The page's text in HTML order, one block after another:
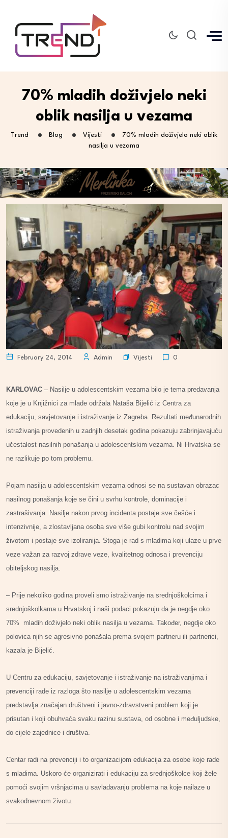
70% mladih doživjelo neki
oblik nasilja u vezama
Trend Blog Vijesti
70% mladih doživjelo neki oblik
nasilja u vezama
February 24, 2014 Admin Vijesti 0
KARLOVAC – Nasilje u adolescentskim vezama bilo je tema predavanja
koje je u Knjižnici za mlade održala Nataša Bijelić iz Centra za
edukaciju, savjetovanje i istraživanje iz Zagreba. Rezultati međunarodnih
istraživanja provedenih u zadnjih desetak godina pokazuju zabrinjavajuću
učestalost nasilnih ponašanja u adolescentskim vezama. Ni Hrvatska se
ne razlikuje po tom problemu.
Pojam nasilja u adolescentskim vezama odnosi se na sustavan obrazac
nasilnog ponašanja koje se čini u svrhu kontrole, dominacije i
zastrašivanja. Nasilje nakon prvog incidenta postaje sve češće i
intenzivnije, a zlostavljana osoba sve više gubi kontrolu nad svojim
životom i postaje sve izoliranija. Stoga je rad s mladima koji ulaze u prve
veze važan za razvoj zdrave veze, kvalitetnog odnosa i prevenciju
obiteljskog nasilja.
– Prije nekoliko godina proveli smo istraživanje na srednjoškolcima i
srednjoškolkama u Hrvatskoj i naši podaci pokazuju da je negdje oko
70% mladih doživjelo neki oblik nasilja u vezama. Također, negdje oko
polovica njih se agresivno ponašala prema svojem partneru ili partnerici,
kazala je Bijelić.
U Centru za edukaciju, savjetovanje i istraživanje na istraživanjima i
prevenciji rade iz razloga što nasilje u adolescentskim vezama
predstavlja značajan društveni i javno-zdravstveni problem koji je
prisutan i koji obuhvaća svaku razinu sustava, od osobne i međuljudske,
do cijele zajednice i društva.
Centar radi na prevenciji i to organizacijom edukacija za osobe koje rade
s mladima. Uskoro će organizirati i edukaciju za srednjoškolce koji žele
pomoći svojim vršnjacima u savladavanju problema na koje nailaze u
svakodnevnom životu.